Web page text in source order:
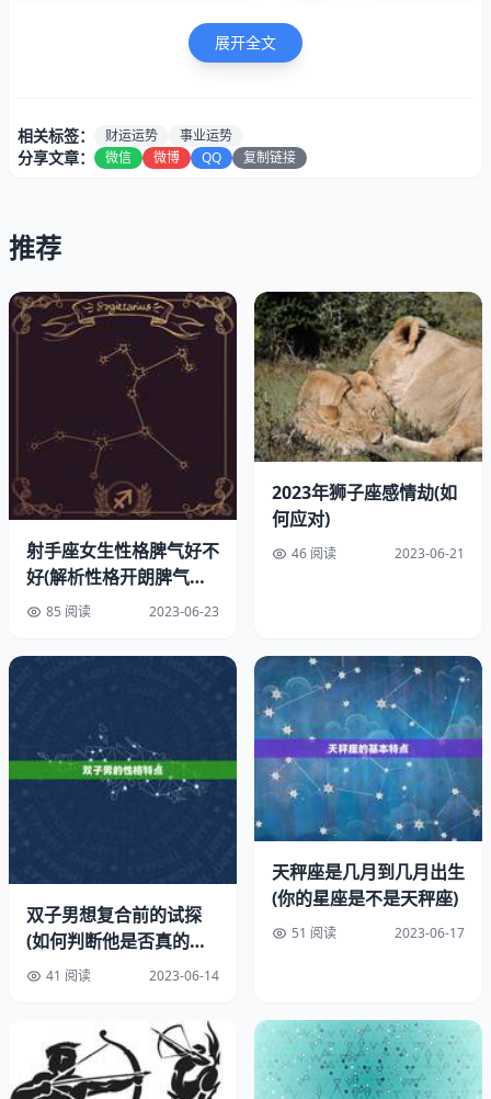
一、事业运势
1、工作机会
狮子座的人通常具有才能和创造力，他们在工作中往往能够
发挥自己的优势，得到上司和同事的认可。今天，狮子座的
人有可能会得到一些新的工作机会，这些机会可能来自于自
己的努力，也可能是别人的推荐。哪种情况，狮子座的人都
应该抓住机会，展示自己的才华和。
2、职业发展
狮子座的人通常有着强烈的事业心和追求成功的决心，他们
人有可能会遇到一些挑战和困难，但只要保持积极的方法和
坚定的信心，就一定能够克服困难，取得更职业发展。
3、合作伙伴
狮子座的人通常喜欢与有才华、有的人合作，他们相信只有
与的人合作，才能够取得更。今天，狮子座的人有可能会遇
到一些合作伙伴，这些人可能会给自己带来很大的帮助和支
持，但也需要自己的努力和付出。
二、财运运势
展开全文
相关标签： 财运运势 事业运势
分享文章： 微信 微博 QQ 复制链接
推荐
射手座女生性格脾气好不
好(解析性格开朗脾气难
以捉摸)
85 阅读 2023-06-23
2023年狮子座感情劫(如
何应对)
46 阅读 2023-06-21
双子男想复合前的试探
(如何判断他是否真的想
复合)41 阅读 2023-06-14
天秤座是几月到几月出生
(你的星座是不是天秤座)
51 阅读 2023-06-17